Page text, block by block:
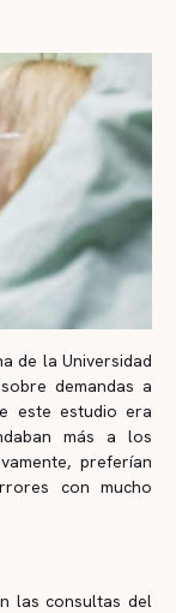
de la Universidad
demandas a
este estudio era
más a los
preferían
con mucho
las consultas del